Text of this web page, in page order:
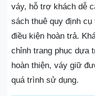
váy, hỗ trợ khách dễ
sách thuê quy định
điều kiện hoàn trả.
chỉnh trang phục dựa
hoàn thiện, váy giữ
quá trình sử dụng.